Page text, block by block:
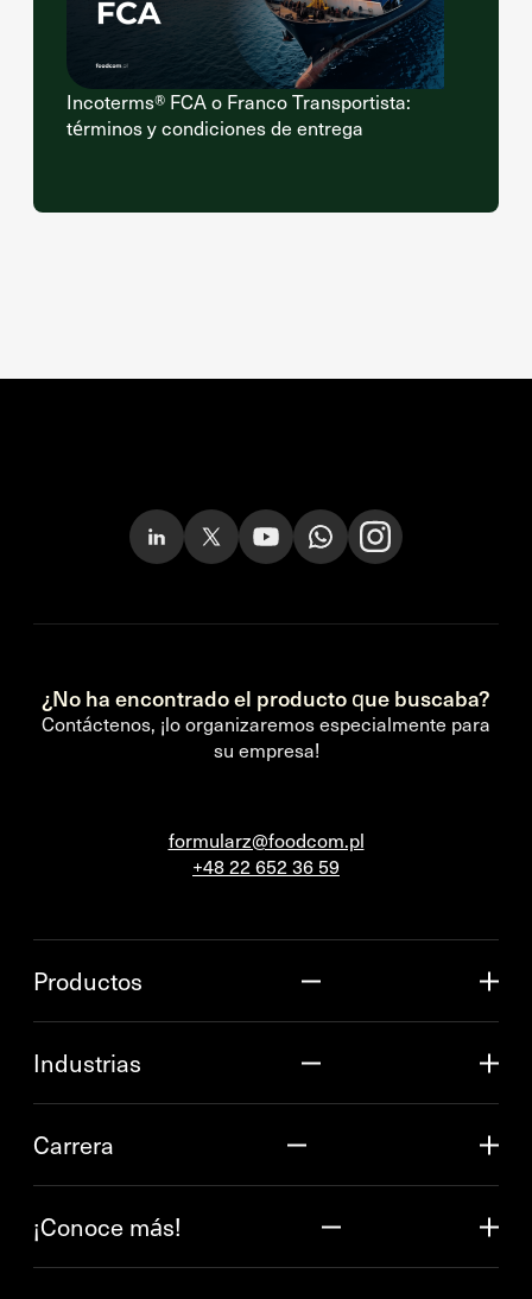
Incoterms® FCA o Franco Transportista:
términos y condiciones de entrega
¿No ha encontrado el producto que buscaba?
Contáctenos, ¡lo organizaremos especialmente para
su empresa!
formularz@foodcom.pl
+48 22 652 36 59
Productos
Industrias
Carrera
¡Conoce más!